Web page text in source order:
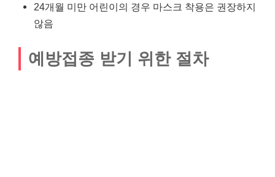
24개월 미만 어린이의 경우 마스크 착용은 권장하지
않음
예방접종 받기 위한 절차